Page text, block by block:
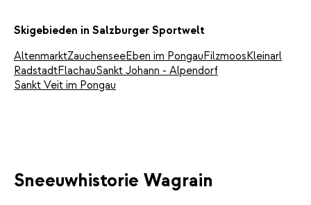
Skigebieden in Salzburger Sportwelt
AltenmarktZauchenseeEben im PongauFilzmoosKleinarl
RadstadtFlachauSankt Johann - Alpendorf
Sankt Veit im Pongau
Sneeuwhistorie Wagrain